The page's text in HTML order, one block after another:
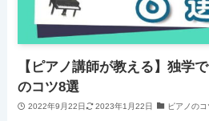
【ピアノ講師が教える】独学
のコツ8選
2022年9月22日 2023年1月22日 ピアノのコ